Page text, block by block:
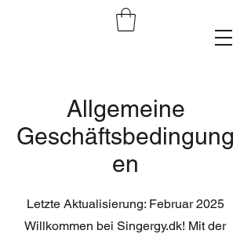
Allgemeine
Geschäftsbedingung
en
Letzte Aktualisierung: Februar 2025
Willkommen bei Singergy.dk! Mit der